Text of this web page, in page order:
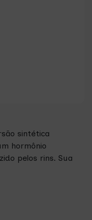
sintética
hormônio
pelos rins. Sua